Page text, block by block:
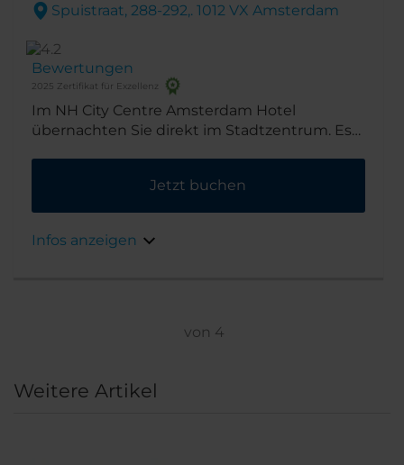
Spuistraat, 288-292,. 1012 VX Amsterdam
Bewertungen
2025 Zertifikat für Exzellenz
Im NH City Centre Amsterdam Hotel
übernachten Sie direkt im Stadtzentrum. Es
Sehenswürdigkeiten, Verkehrsanbindungen,
Restaurants und Einkaufsmeilen. Das
Backsteingebäude wurde in den 1950ern als
Jetzt buchen
Infos anzeigen
von 4
Weitere Artikel